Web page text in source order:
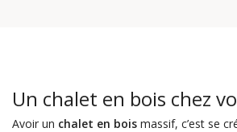
Un chalet en bois chez
Avoir un chalet en boismassif, c’est se